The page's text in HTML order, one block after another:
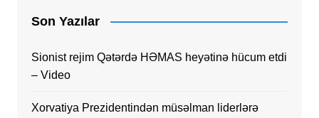
Son Yazılar
Sionist rejim Qətərdə HƏMAS heyətinə hücum etdi
– Video
Xorvatiya Prezidentindən müsəlman liderlərə